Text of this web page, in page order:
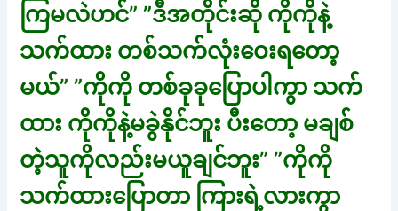
ကြမလဲဟင်” ”ဒီအတိုင်းဆို ကိုကိုနဲ့
သက်ထား တစ်သက်လုံးဝေးရတော့
မယ်” ”ကိုကို တစ်ခုခုပြောပါကွာ သက်
ထား ကိုကိုနဲ့မခွဲနိုင်ဘူး ပီးတော့ မချစ်
တဲ့သူကိုလည်းမယူချင်ဘူး” ”ကိုကို
သက်ထားပြောတာ ကြားရဲ့လားကွာ